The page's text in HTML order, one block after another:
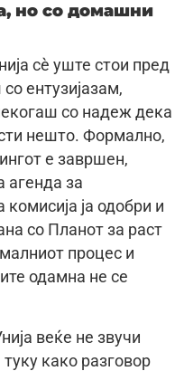
но со домашни
сè уште стои пред
ентузијазам,
со надеж дека
нешто. Формално,
е завршен,
агенда за
ја одобри и
со Планот за раст
процес и
одамна не се
веќе не звучи
како разговор